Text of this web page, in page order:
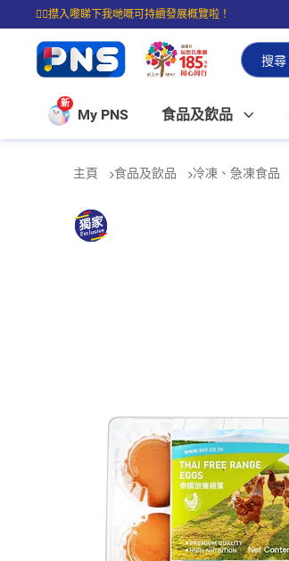
☝🏼㩒入嚟睇下我哋嘅可持續發展概覽啦！
⭐購物滿$399即享免費送貨；滿$100即可免費店取。
新
My PNS 食品及飲品
主頁 食品及飲品 冷凍、急凍食品